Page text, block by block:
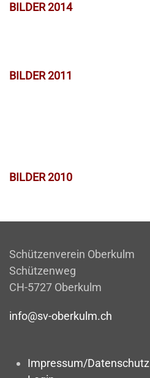
BILDER 2014
BILDER 2011
BILDER 2010
Schützenverein Oberkulm
Schützenweg
CH-5727 Oberkulm
info@sv-oberkulm.ch
Impressum/Datenschutz